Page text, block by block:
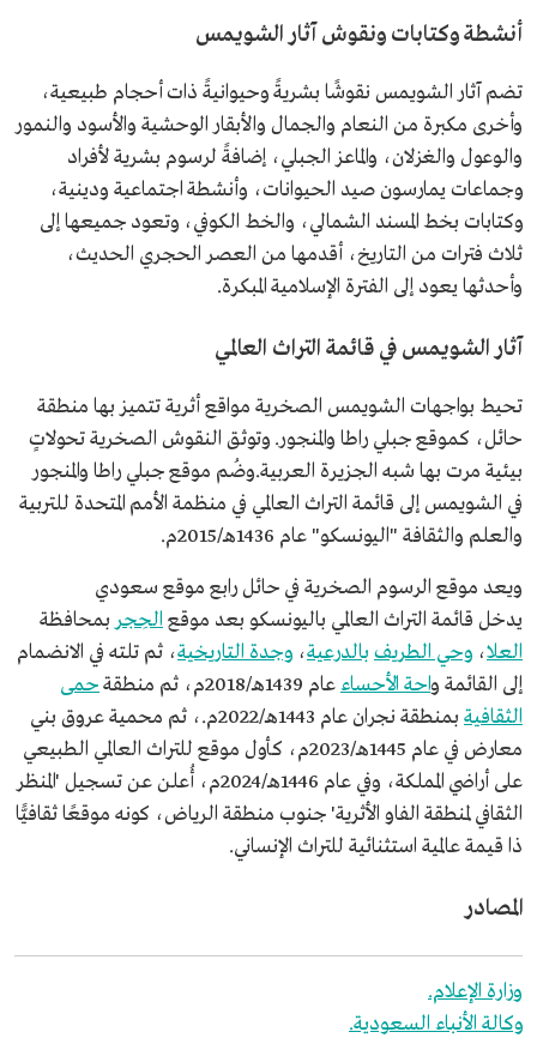
أنشطة وكتابات ونقوش آثار الشويمس
تضم آثار الشويمس نقوشًا بشريةً وحيوانيةً ذات أحجام طبيعية،
وأخرى مكبرة من النعام والجمال والأبقار الوحشية والأسود والنمور
والوعول والغزلان، والماعز الجبلي، إضافةً لرسوم بشرية لأفراد
وجماعات يمارسون صيد الحيوانات، وأنشطة اجتماعية ودينية،
وكتابات بخط المسند الشمالي، والخط الكوفي، وتعود جميعها إلى
ثلاث فترات من التاريخ، أقدمها من العصر الحجري الحديث،
وأحدثها يعود إلى الفترة الإسلامية المبكرة.
آثار الشويمس في قائمة التراث العالمي
تحيط بواجهات الشويمس الصخرية مواقع أثرية تتميز بها منطقة
حائل، كموقع جبلي راطا والمنجور. وتوثق النقوش الصخرية تحولاتٍ
بيئية مرت بها شبه الجزيرة العربية.وضُم موقع جبلي راطا والمنجور
في الشويمس إلى قائمة التراث العالمي في منظمة الأمم المتحدة للتربية
والعلم والثقافة "اليونسكو" عام 1436هـ/2015م.
ويعد موقع الرسوم الصخرية في حائل رابع موقع سعودي
يدخل قائمة التراث العالمي باليونسكو بعد موقع الحِجر بمحافظة
العلا، وحي الطريف بالدرعية، وجدة التاريخية، ثم تلته في الانضمام
إلى القائمة واحة الأحساءعام 1439هـ/2018م، ثم منطقة
حمى
الثقافية
بمنطقة نجران عام 1443هـ/2022م.، ثم محمية عروق بني
معارض في عام 1445هـ/2023م، كأول موقع للتراث العالمي الطبيعي
على أراضي المملكة، وفي عام 1446هـ/2024م، أُعلن عن تسجيل 'المنظر
الثقافي لمنطقة الفاو الأثرية' جنوب منطقة الرياض، كونه موقعًا ثقافيًّا
ذا قيمة عالمية استثنائية للتراث الإنساني.
المصادر
وزارة الإعلام.
وكالة الأنباء السعودية.